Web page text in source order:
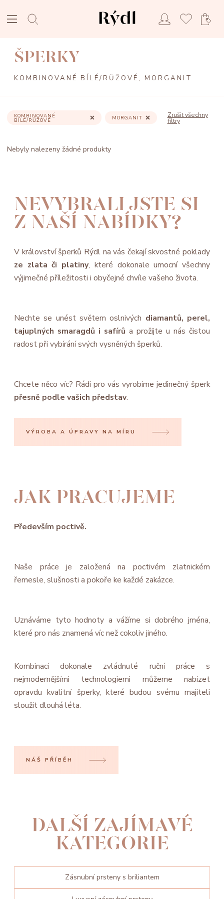
ŠPERKY
KOMBINOVANÉ BÍLÉ/RŮŽOVÉ, MORGANIT
Zrušit všechny
filtry
KOMBINOVANÉ
BÍLÉ/RŮŽOVÉ MORGANIT
Nebyly nalezeny žádné produkty
NEVYBRALI JSTE SI
Z NAŠÍ NABÍDKY?
V království šperků Rýdl na vás čekají skvostné poklady
ze zlata či platiny, které dokonale umocní všechny
výjimečné příležitosti i obyčejné chvíle vašeho života.
Nechte se unést světem oslnivých diamantů, perel,
tajuplných smaragdů i safírů a prožijte u nás čistou
radost při vybírání svých vysněných šperků.
Chcete něco víc? Rádi pro vás vyrobíme jedinečný šperk
přesně podle vašich představ.
VÝROBA A ÚPRAVY NA MÍRU
JAK PRACUJEME
Především poctivě.
Naše práce je založená na poctivém zlatnickém
řemesle, slušnosti a pokoře ke každé zakázce.
Uznáváme tyto hodnoty a vážíme si dobrého jména,
které pro nás znamená víc než cokoliv jiného.
Kombinací dokonale zvládnuté ruční práce s
nejmodernějšími technologiemi můžeme nabízet
opravdu kvalitní šperky, které budou svému majiteli
sloužit dlouhá léta.
NÁŠ PŘÍBĚH
DALŠÍ ZAJÍMAVÉ
KATEGORIE
Zásnubní prsteny s briliantem